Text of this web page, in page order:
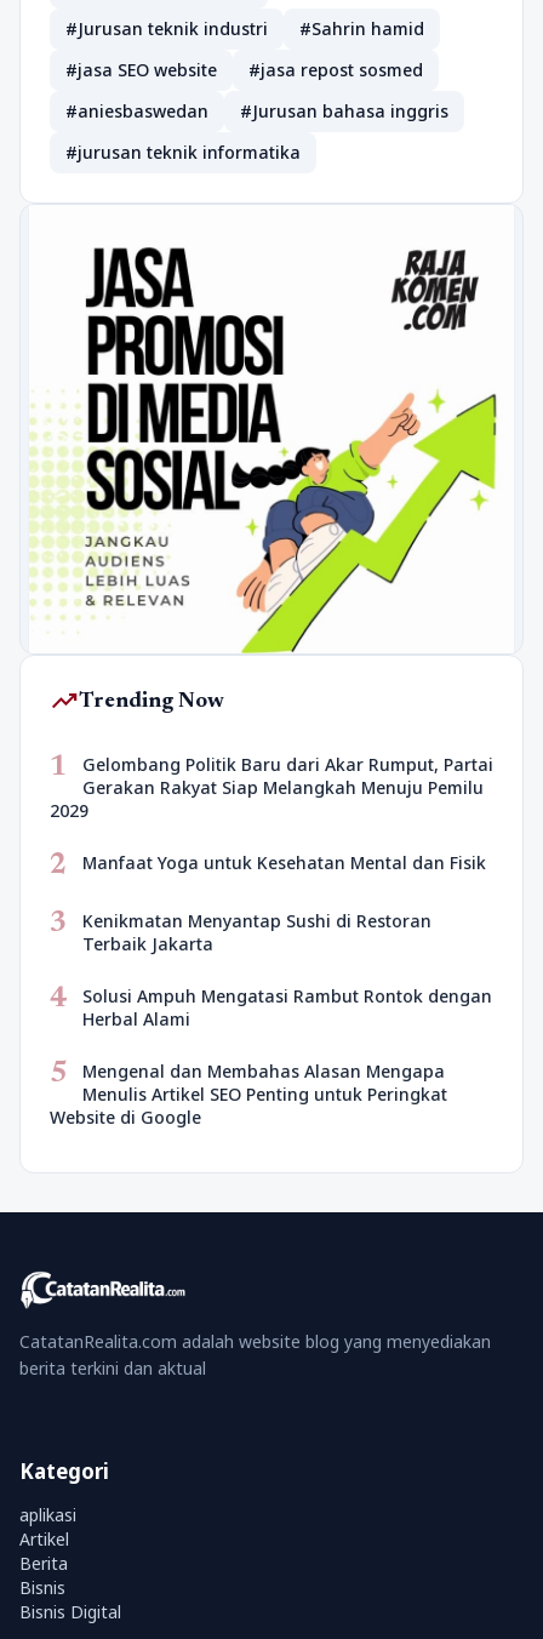
#Jurusan teknik industri
#Sahrin hamid
#jasa SEO website
#jasa repost sosmed
#aniesbaswedan
#Jurusan bahasa inggris
#jurusan teknik informatika
trending_upTrending Now
1
Gelombang Politik Baru dari Akar Rumput, Partai
Gerakan Rakyat Siap Melangkah Menuju Pemilu
2029
2 Manfaat Yoga untuk Kesehatan Mental dan Fisik
3
Kenikmatan Menyantap Sushi di Restoran
Terbaik Jakarta
4
Solusi Ampuh Mengatasi Rambut Rontok dengan
Herbal Alami
5
Mengenal dan Membahas Alasan Mengapa
Menulis Artikel SEO Penting untuk Peringkat
Website di Google
CatatanRealita.com adalah website blog yang menyediakan
berita terkini dan aktual
Kategori
aplikasi
Artikel
Berita
Bisnis
Bisnis Digital